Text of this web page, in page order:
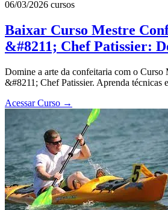
06/03/2026 cursos
Baixar Curso Mestre
&#8211; Chef Patissier:
Domine a arte da confeitaria com o Curso
&#8211; Chef Patissier. Aprenda técnicas
Acessar Curso →